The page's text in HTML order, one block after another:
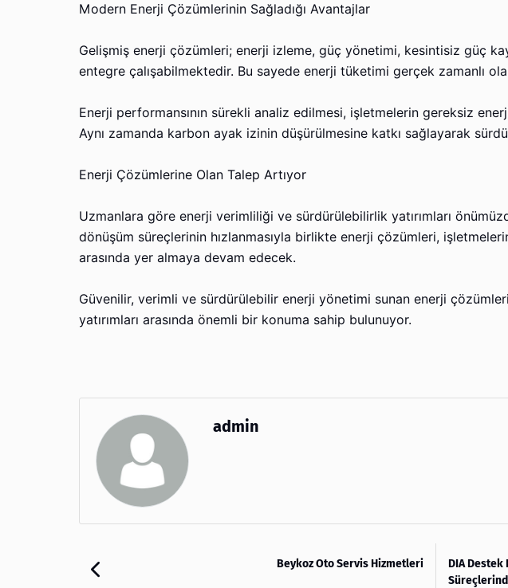
Modern Enerji Çözümlerinin Sağladığı Avantajlar
Gelişmiş enerji çözümleri; enerji izleme, güç yönetimi, kesintisiz güç
entegre çalışabilmektedir. Bu sayede enerji tüketimi gerçek zamanlı
Enerji performansının sürekli analiz edilmesi, işletmelerin gereksiz enerji
Aynı zamanda karbon ayak izinin düşürülmesine katkı sağlayarak
Enerji Çözümlerine Olan Talep Artıyor
Uzmanlara göre enerji verimliliği ve sürdürülebilirlik yatırımları
dönüşüm süreçlerinin hızlanmasıyla birlikte enerji çözümleri,
arasında yer almaya devam edecek.
Güvenilir, verimli ve sürdürülebilir enerji yönetimi sunan enerji
yatırımları arasında önemli bir konuma sahip bulunuyor.
admin
Beykoz Oto Servis Hizmetleri
DIA